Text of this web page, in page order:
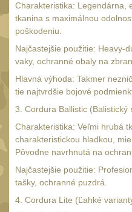
Svítilny pro
CR123A/16340 Li-Ion
baterie
Kapesní svítilny4
Svietidlá s
Potápačské svietidlá
Laserové
Nabíjačky
Adaptér pro nabíječku
Akumulátory a baterie
Charakteristika: Legendárna,
tkanina s maximálnou
poškodeniu.
Najčastejšie použitie: Heavy-
vaky, ochranné obaly na
Hlavná výhoda: Takmer
tie najtvrdšie bojové
3. Cordura Ballistic (Balistický
Charakteristika: Veľmi hrubá
charakteristickou hladkou,
Pôvodne navrhnutá na
Najčastejšie použitie:
tašky, ochranné puzdrá.
4. Cordura Lite (Ľahké